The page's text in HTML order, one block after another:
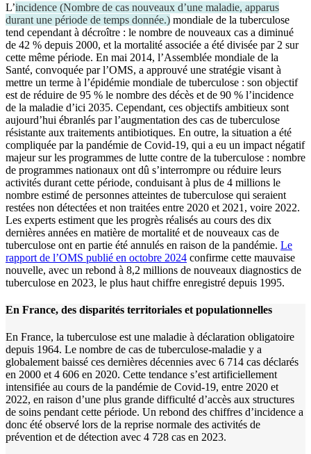
L’incidence (Nombre de cas nouveaux d’une maladie, apparus
durant une période de temps donnée.) mondiale de la tuberculose
tend cependant à décroître : le nombre de nouveaux cas a diminué
de 42 % depuis 2000, et la mortalité associée a été divisée par 2 sur
cette même période. En mai 2014, l’Assemblée mondiale de la
Santé, convoquée par l’OMS, a approuvé une stratégie visant à
mettre un terme à l’épidémie mondiale de tuberculose : son objectif
est de réduire de 95 % le nombre des décès et de 90 % l’incidence
de la maladie d’ici 2035. Cependant, ces objectifs ambitieux sont
aujourd’hui ébranlés par l’augmentation des cas de tuberculose
résistante aux traitements antibiotiques. En outre, la situation a été
compliquée par la pandémie de Covid-19, qui a eu un impact négatif
majeur sur les programmes de lutte contre de la tuberculose : nombre
de programmes nationaux ont dû s’interrompre ou réduire leurs
activités durant cette période, conduisant à plus de 4 millions le
nombre estimé de personnes atteintes de tuberculose qui seraient
restées non détectées et non traitées entre 2020 et 2021, voire 2022.
Les experts estiment que les progrès réalisés au cours des dix
dernières années en matière de mortalité et de nouveaux cas de
tuberculose ont en partie été annulés en raison de la pandémie. Le
rapport de l’OMS publié en octobre 2024 confirme cette mauvaise
nouvelle, avec un rebond à 8,2 millions de nouveaux diagnostics de
tuberculose en 2023, le plus haut chiffre enregistré depuis 1995.
En France, des disparités territoriales et populationnelles
En France, la tuberculose est une maladie à déclaration obligatoire
depuis 1964. Le nombre de cas de tuberculose-maladie y a
globalement baissé ces dernières décennies avec 6 714 cas déclarés
en 2000 et 4 606 en 2020. Cette tendance s’est artificiellement
intensifiée au cours de la pandémie de Covid-19, entre 2020 et
2022, en raison d’une plus grande difficulté d’accès aux structures
de soins pendant cette période. Un rebond des chiffres d’incidence a
donc été observé lors de la reprise normale des activités de
prévention et de détection avec 4 728 cas en 2023.